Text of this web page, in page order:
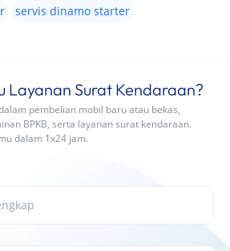
servis dinamo starter
Layanan Surat Kendaraan?
pembelian mobil baru atau bekas,
BPKB, serta layanan surat kendaraan.
dalam 1x24 jam.